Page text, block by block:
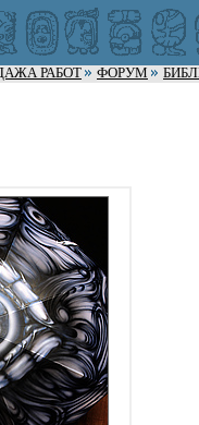
РАБОТ ФОРУМ